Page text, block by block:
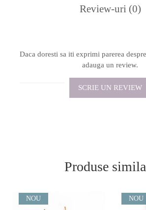
Review-uri (0)
Daca doresti sa iti exprimi parerea
adauga un review.
SCRIE UN REVIEW
Produse
NOU NOU